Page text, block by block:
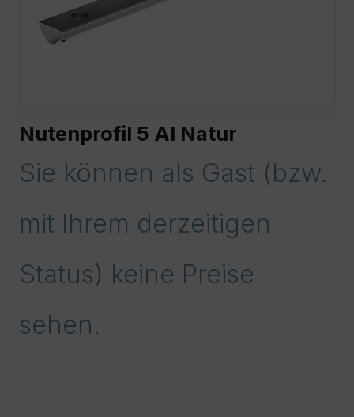
Nutenprofil 5 Al Natur
Sie können als Gast (bzw.
mit Ihrem derzeitigen
Status) keine Preise
sehen.